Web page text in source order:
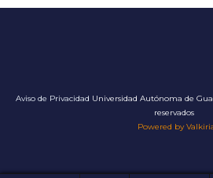
Aviso de Privacidad Universidad Autónoma de
reservados
Powered by